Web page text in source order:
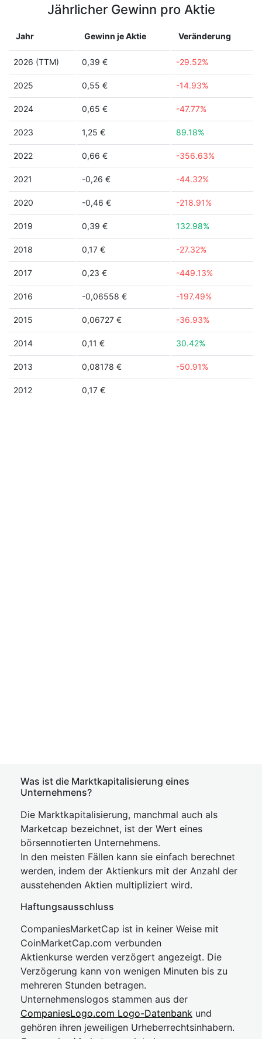
Jährlicher Gewinn pro Aktie
Jahr Gewinn je Aktie Veränderung
2026 (TTM) 0,39 € -29.52%
2025 0,55 € -14.93%
2024 0,65 € -47.77%
2023 1,25 € 89.18%
2022 0,66 € -356.63%
2021 -0,26 € -44.32%
2020 -0,46 € -218.91%
2019 0,39 € 132.98%
2018 0,17 € -27.32%
2017 0,23 € -449.13%
2016 -0,06558 € -197.49%
2015 0,06727 € -36.93%
2014 0,11 € 30.42%
2013 0,08178 € -50.91%
2012 0,17 €
Was ist die Marktkapitalisierung eines
Unternehmens?
Die Marktkapitalisierung, manchmal auch als
Marketcap bezeichnet, ist der Wert eines
börsennotierten Unternehmens.
In den meisten Fällen kann sie einfach berechnet
werden, indem der Aktienkurs mit der Anzahl der
ausstehenden Aktien multipliziert wird.
Haftungsausschluss
CompaniesMarketCap ist in keiner Weise mit
CoinMarketCap.com verbunden
Aktienkurse werden verzögert angezeigt. Die
Verzögerung kann von wenigen Minuten bis zu
mehreren Stunden betragen.
Unternehmenslogos stammen aus der
CompaniesLogo.com Logo-Datenbank und
gehören ihren jeweiligen Urheberrechtsinhabern.